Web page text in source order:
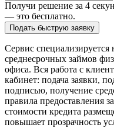
Получи решение за 4
— это бесплатно.
Подать быструю заявку
Сервис
среднесрочных займов
офиса. Вся работа с
кабинет: подача заявки,
подписью, получение
правила предоставления
стоимости кредита
повышает прозрачность